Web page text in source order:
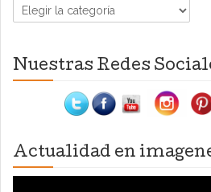
Categorías
Nuestras Redes
Actualidad en